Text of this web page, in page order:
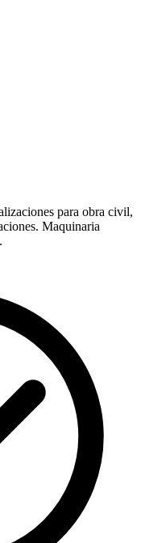
para obra civil,
Maquinaria